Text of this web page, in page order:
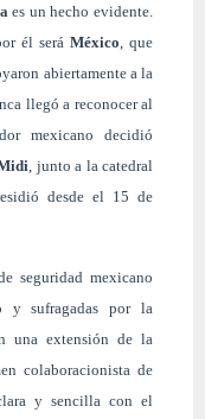
es un hecho evidente.
él seráMéxico , que
abiertamente a la
llegó a reconocer al
mexicano decidió
, junto a la catedral
desde el 15 de
seguridad mexicano
y sufragadas por la
una extensión de la
colaboracionista de
y sencilla con el